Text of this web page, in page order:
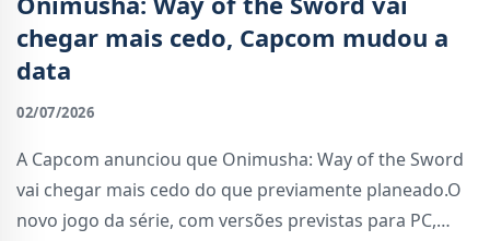
chegar mais cedo, Capcom mudou a
data
02/07/2026
A Capcom anunciou que Onimusha: Way of the Sword
vai chegar mais cedo do que previamente planeado.O
novo jogo da série, com versões previstas para PC,